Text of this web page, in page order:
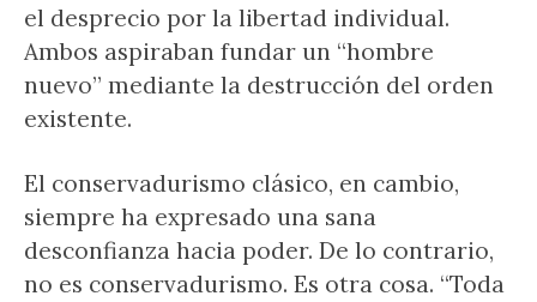
el desprecio por la libertad individual.
Ambos aspiraban fundar un “hombre
nuevo” mediante la destrucción del orden
existente.
El conservadurismo clásico, en cambio,
siempre ha expresado una sana
desconfianza hacia poder. De lo contrario,
no es conservadurismo. Es otra cosa. “Toda